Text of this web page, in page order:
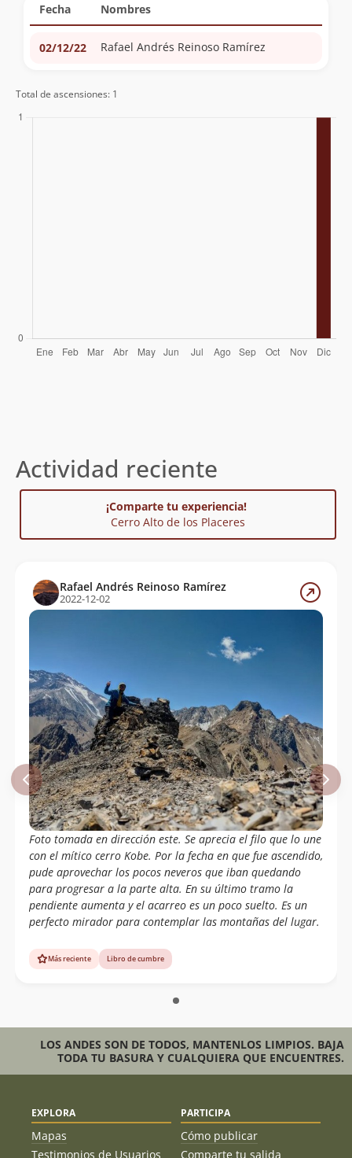
Fecha Nombres
02/12/22 Rafael Andrés Reinoso Ramírez
Total de ascensiones: 1
Actividad reciente
¡Comparte tu experiencia!
Cerro Alto de los Placeres
Rafael Andrés Reinoso Ramírez
2022-12-02
Foto tomada en dirección este. Se aprecia el filo que lo une
con el mítico cerro Kobe. Por la fecha en que fue ascendido,
pude aprovechar los pocos neveros que iban quedando
para progresar a la parte alta. En su último tramo la
pendiente aumenta y el acarreo es un poco suelto. Es un
perfecto mirador para contemplar las montañas del lugar.
Más reciente Libro de cumbre
LOS ANDES SON DE TODOS, MANTENLOS LIMPIOS. BAJA
TODA TU BASURA Y CUALQUIERA QUE ENCUENTRES.
EXPLORA
Mapas
Testimonios de Usuarios
PARTICIPA
Cómo publicar
Comparte tu salida